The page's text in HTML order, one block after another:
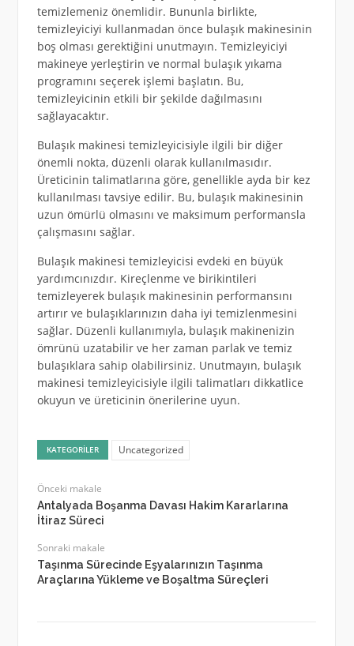
temizlemeniz önemlidir. Bununla birlikte,
temizleyiciyi kullanmadan önce bulaşık makinesinin
boş olması gerektiğini unutmayın. Temizleyiciyi
makineye yerleştirin ve normal bulaşık yıkama
programını seçerek işlemi başlatın. Bu,
temizleyicinin etkili bir şekilde dağılmasını
sağlayacaktır.
Bulaşık makinesi temizleyicisiyle ilgili bir diğer
önemli nokta, düzenli olarak kullanılmasıdır.
Üreticinin talimatlarına göre, genellikle ayda bir kez
kullanılması tavsiye edilir. Bu, bulaşık makinesinin
uzun ömürlü olmasını ve maksimum performansla
çalışmasını sağlar.
Bulaşık makinesi temizleyicisi evdeki en büyük
yardımcınızdır. Kireçlenme ve birikintileri
temizleyerek bulaşık makinesinin performansını
artırır ve bulaşıklarınızın daha iyi temizlenmesini
sağlar. Düzenli kullanımıyla, bulaşık makinenizin
ömrünü uzatabilir ve her zaman parlak ve temiz
bulaşıklara sahip olabilirsiniz. Unutmayın, bulaşık
makinesi temizleyicisiyle ilgili talimatları dikkatlice
okuyun ve üreticinin önerilerine uyun.
KATEGORILER Uncategorized
Önceki makale
Antalyada Boşanma Davası Hakim Kararlarına
İtiraz Süreci
Sonraki makale
Taşınma Sürecinde Eşyalarınızın Taşınma
Araçlarına Yükleme ve Boşaltma Süreçleri